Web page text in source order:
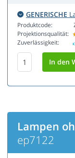
GENERISCHE
Produktcode:
Projektionsqualität:
Zuverlässigkeit:
Lampen
ep7122